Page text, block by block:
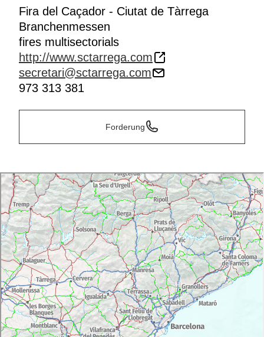
Fira del Caçador - Ciutat de Tàrrega
Branchenmessen
fires multisectorials
http://www.sctarrega.com
secretari@sctarrega.com
973 313 381
Forderung